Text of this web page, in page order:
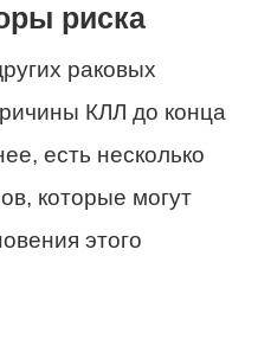
риска
раковых
КЛЛ до конца
есть несколько
которые могут
этого